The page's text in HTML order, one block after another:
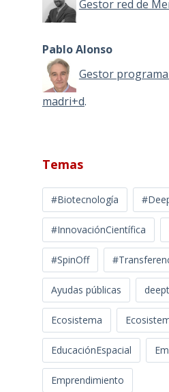
Gestor red de
Pablo Alonso
Gestor
madri+d.
Temas
#Biotecnología
#InnovaciónCientífica
#SpinOff
Ayudas públicas
Ecosistema
EducaciónEspacial
Emprendimiento